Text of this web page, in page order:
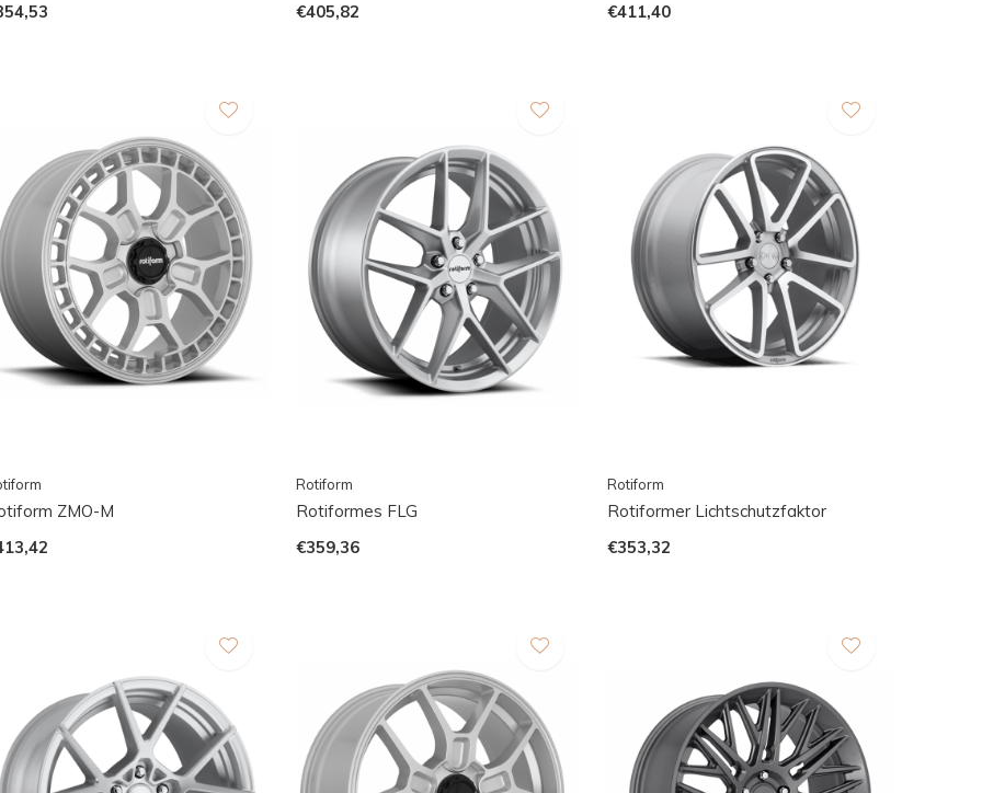
€405,82
€411,40
ZMO-M
Rotiform
Rotiformes FLG
€359,36
Rotiform
Rotiformer Lichtschutzfaktor
€353,32